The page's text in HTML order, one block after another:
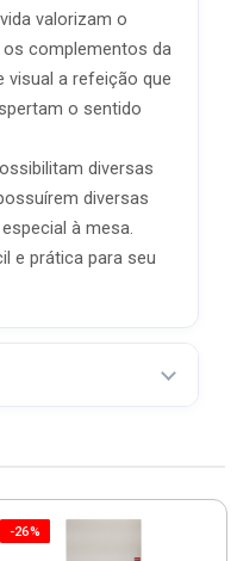
valorizam o
os complementos da
visual a refeição que
o sentido
diversas
diversas
à mesa.
e prática para seu
-26%